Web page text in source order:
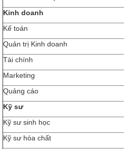
Kinh doanh
Kế toán
Quản trị Kinh doanh
Tài chính
Marketing
Quảng cáo
Kỹ sư
Kỹ sư sinh học
Kỹ sư hóa chất